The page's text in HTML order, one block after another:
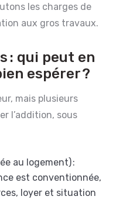
les charges de
aux gros travaux.
: qui peut en
espérer ?
mais plusieurs
l’addition, sous
au logement) :
est conventionnée,
loyer et situation